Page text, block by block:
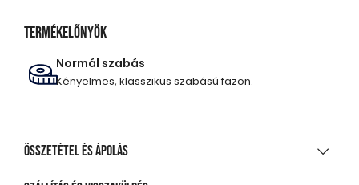
Termékelőnyök
Normál szabás
Kényelmes, klasszikus szabású fazon.
Összetétel és ápolás